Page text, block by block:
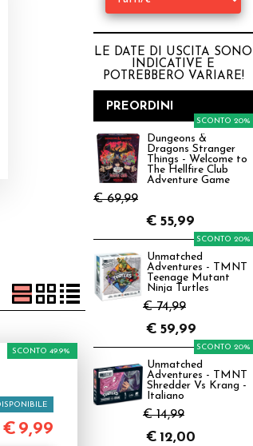
SCONTO 49.9%
€ 9,99
LE DATE DI USCITA SONO
INDICATIVE E
POTREBBERO VARIARE!
PREORDINI
Dungeons &
Dragons Stranger
Things - Welcome to
The Hellfire Club
Adventure Game
€ 69,99
SCONTO 20%
€ 55,99
Unmatched
Adventures - TMNT
Teenage Mutant
Ninja Turtles
€ 74,99
SCONTO 20%
€ 59,99
Unmatched
Adventures - TMNT
Shredder Vs Krang -
Italiano
€ 14,99
SCONTO 20%
€ 12,00